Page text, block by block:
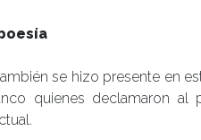
se hizo presente en
quienes declamaron